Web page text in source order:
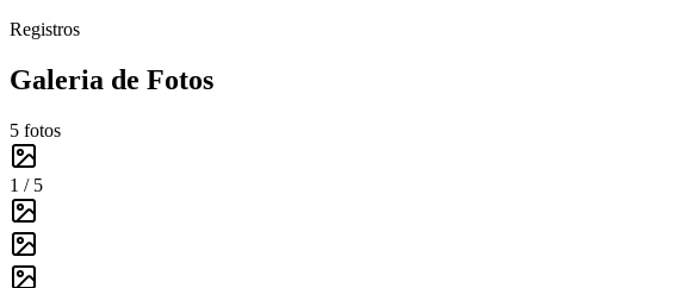
Registros
Galeria de Fotos
5 fotos
1 / 5